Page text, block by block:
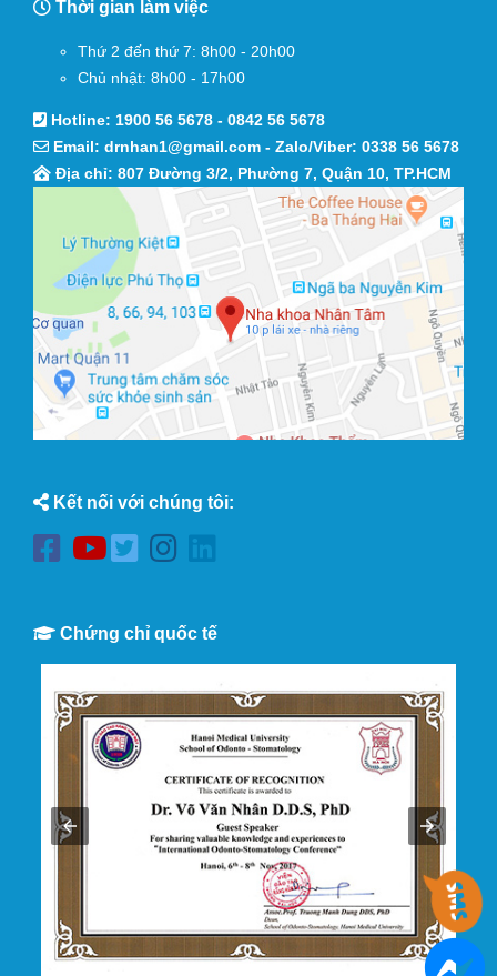
Thời gian làm việc
Thứ 2 đến thứ 7: 8h00 - 20h00
Chủ nhật: 8h00 - 17h00
Hotline: 1900 56 5678 - 0842 56 5678
Email: drnhan1@gmail.com - Zalo/Viber: 0338 56 5678
Địa chỉ: 807 Đường 3/2, Phường 7, Quận 10, TP.HCM
Kết nối với chúng tôi:
Chứng chỉ quốc tế